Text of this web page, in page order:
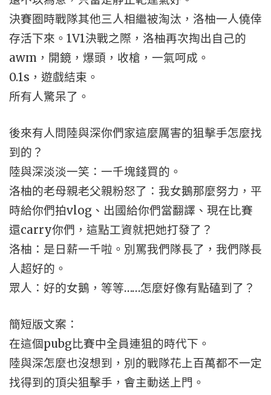
決賽圈時戰隊其他三人相繼被淘汰，洛柚一人僥倖
存活下來。1V1決戰之際，洛柚再次掏出自己的
awm，開鏡，爆頭，收槍，一氣呵成。
0.1s，遊戲結束。
所有人驚呆了。
後來有人問陸與深你們家這麼厲害的狙擊手怎麼找
到的？
陸與深淡淡一笑：一千塊錢買的。
洛柚的老母親老父親粉怒了：我女鵝那麼努力，平
時給你們拍vlog、出國給你們當翻譯、現在比賽
還carry你們，這點工資就把她打發了？
洛柚：是日薪一千啦。別罵我們隊長了，我們隊長
人超好的。
眾人：好的女鵝，等等……怎麼好像有點磕到了？
簡短版文案：
在這個pubg比賽中全員連狙的時代下。
陸與深怎麼也沒想到，別的戰隊花上百萬都不一定
找得到的頂尖狙擊手，會主動送上門。